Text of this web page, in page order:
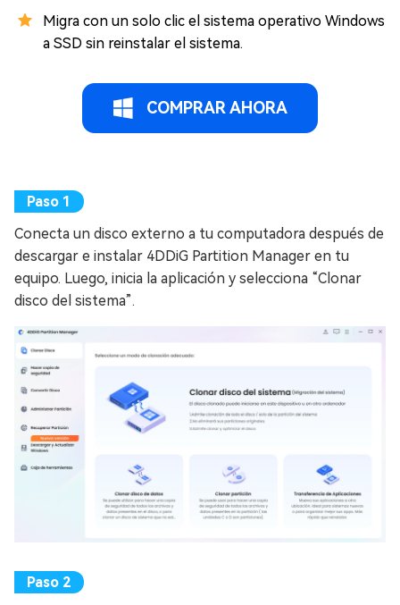
Migra con un solo clic el sistema operativo Windows
a SSD sin reinstalar el sistema.
COMPRAR AHORA
Conecta un disco externo a tu computadora después de
descargar e instalar 4DDiG Partition Manager en tu
equipo. Luego, inicia la aplicación y selecciona “Clonar
disco del sistema”.